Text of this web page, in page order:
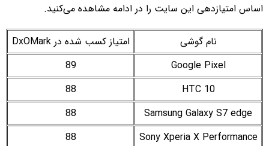
اساس امتیازدهی این سایت را در ادامه مشاهده می‌کنید.
نام گوشی
امتیاز کسب شده در DxOMark
Google Pixel
89
HTC 10
88
Samsung Galaxy S7 edge
88
Sony Xperia X Performance
88